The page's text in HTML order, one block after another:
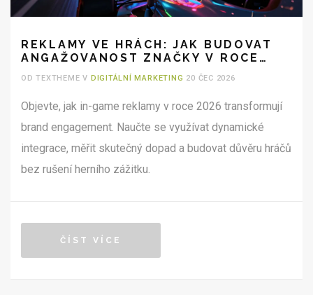
REKLAMY VE HRÁCH: JAK BUDOVAT
ANGAŽOVANOST ZNAČKY V ROCE
OD TEXTHEME V DIGITÁLNÍ MARKETING 20 ČEC 2026
Objevte, jak in-game reklamy v roce 2026 transformují
brand engagement. Naučte se využívat dynamické
integrace, měřit skutečný dopad a budovat důvěru hráčů
bez rušení herního zážitku.
ČÍST VÍCE